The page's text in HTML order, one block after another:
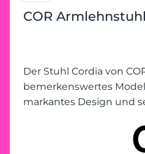
COR
Der Stuhl Cordia von
bemerkenswertes
markantes Design und
Steppnaht in Kontrast-
werden die schnittigen